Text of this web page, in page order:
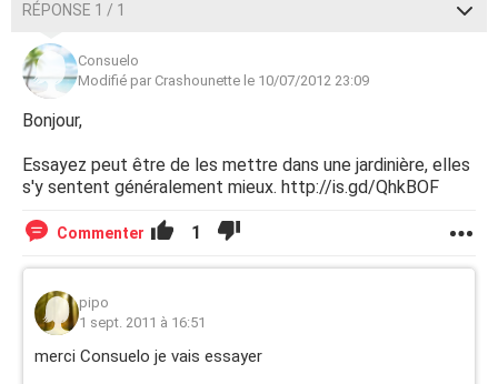
RÉPONSE 1 / 1
Consuelo
Modifié par Crashounette le 10/07/2012 23:09
Bonjour,
Essayez peut être de les mettre dans une jardinière, elles
s'y sentent généralement mieux. http://is.gd/QhkBOF
Commenter 1
pipo
1 sept. 2011 à 16:51
merci Consuelo je vais essayer